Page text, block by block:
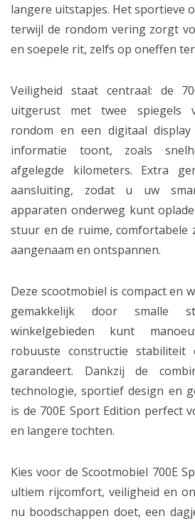
langere uitstapjes. Het sportieve
terwijl de rondom vering zorgt
en soepele rit, zelfs op oneffen
Veiligheid staat centraal: de
uitgerust met twee spiegels
rondom en een digitaal
informatie toont, zoals
afgelegde kilometers. Extra
aansluiting, zodat u uw
apparaten onderweg kunt
stuur en de ruime, comfortabele
aangenaam en ontspannen.
Deze scootmobiel is compact en
gemakkelijk door smalle
winkelgebieden kunt
robuuste constructie stabiliteit
garandeert. Dankzij de
technologie, sportief design en
is de 700E Sport Edition perfect
en langere tochten.
Kies voor de Scootmobiel 700E
ultiem rijcomfort, veiligheid en
nu boodschappen doet, een